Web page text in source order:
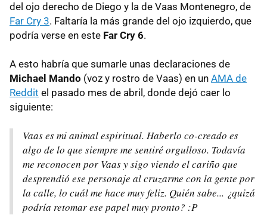
del ojo derecho de Diego y la de Vaas Montenegro, de
Far Cry 3. Faltaría la más grande del ojo izquierdo, que
podría verse en este Far Cry 6.
A esto habría que sumarle unas declaraciones de
Michael Mando (voz y rostro de Vaas) en un AMA de
Reddit el pasado mes de abril, donde dejó caer lo
siguiente:
Vaas es mi animal espiritual. Haberlo co-creado es
algo de lo que siempre me sentiré orgulloso. Todavía
me reconocen por Vaas y sigo viendo el cariño que
desprendió ese personaje al cruzarme con la gente por
la calle, lo cuál me hace muy feliz. Quién sabe... ¿quizá
podría retomar ese papel muy pronto? :P